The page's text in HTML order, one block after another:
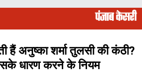
हैं अनुष्का शर्मा तुलसी की कंठी?
धारण करने के नियम